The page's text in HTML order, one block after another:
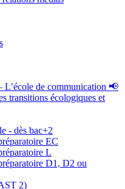
L’école de communication 📢
transitions écologiques et
- dès bac+2
EC
L
D1, D2 ou
2)